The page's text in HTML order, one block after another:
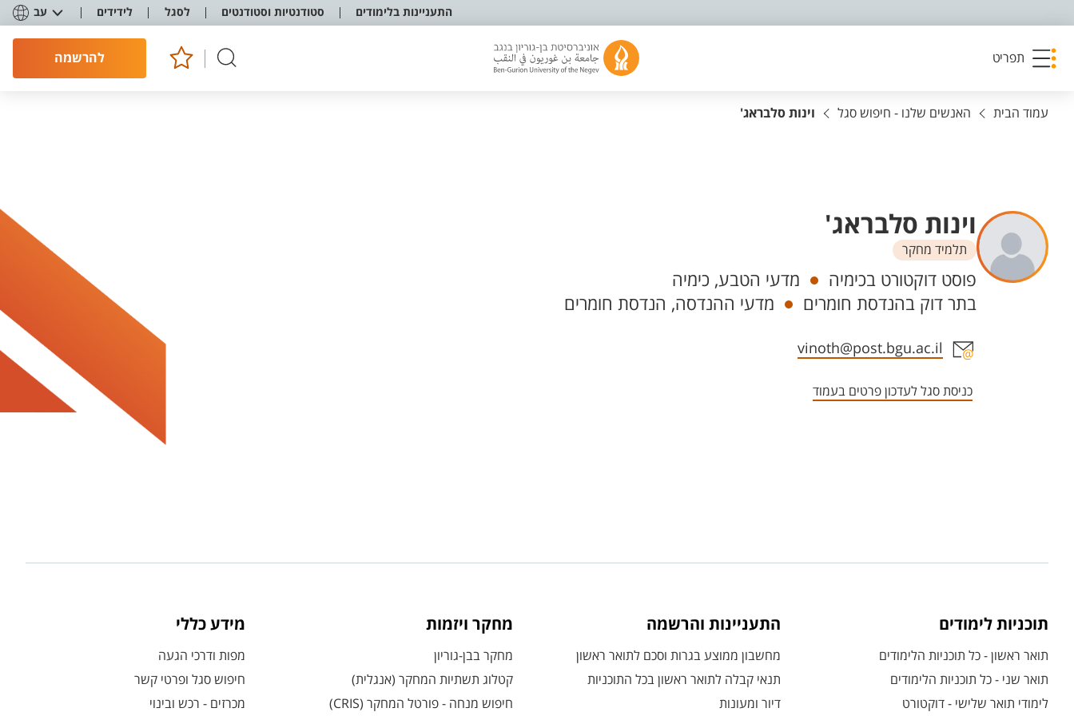
התעניינות בלימודים סטודנטיות וסטודנטים לסגל לידידים עב
תפריט להרשמה
עמוד הבית האנשים שלנו - חיפוש סגל וינות סלבראג'
וינות סלבראג'
תלמיד מחקר
יחידות
פוסט דוקטורט בכימיה
מדעי הטבע, כימיה
בתר דוק בהנדסת חומרים
מדעי ההנדסה, הנדסת חומרים
אזור צור קשר עם איש הסגל
vinoth@post.bgu.ac.il
כניסת סגל לעדכון פרטים בעמוד
תוכניות לימודים
תואר ראשון - כל תוכניות הלימודים
תואר שני - כל תוכניות הלימודים
לימודי תואר שלישי - דוקטורט
התעניינות והרשמה
מחשבון ממוצע בגרות וסכם לתואר ראשון
תנאי קבלה לתואר ראשון בכל התוכניות
דיור ומעונות
מחקר ויזמות
מחקר בבן-גוריון
קטלוג תשתיות המחקר (אנגלית)
חיפוש מנחה - פורטל המחקר (CRIS)
מידע כללי
מפות ודרכי הגעה
חיפוש סגל ופרטי קשר
מכרזים - רכש ובינוי